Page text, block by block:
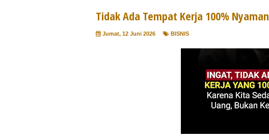
Tidak Ada Tempat Kerja 100% Nyaman
Jumat, 12 Juni 2026 BISNIS